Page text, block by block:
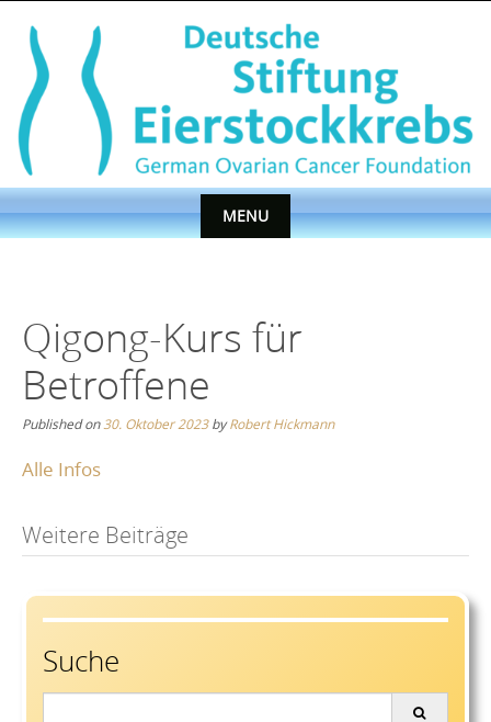
content
MENU
Qigong-Kurs für
Betroffene
Published on 30. Oktober 2023byRobert Hickmann
Alle Infos
Post
navigation
Weitere Beiträge
Suche